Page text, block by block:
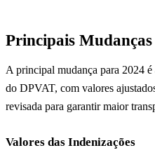
Principais Mudanças
A principal mudança para 2024
do DPVAT, com valores
revisada para garantir maior
Valores das Indenizações